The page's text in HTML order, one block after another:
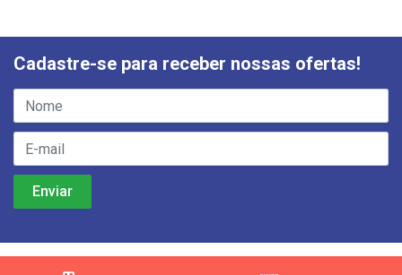
Cadastre-se para receber nossas ofertas!